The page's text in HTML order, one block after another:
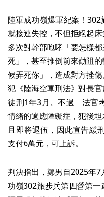
陸軍成功嶺爆軍紀案！
就接連失控，不但拒絕起
多次對幹部咆哮「要怎樣
死」，甚至推倒前來勸阻
候弄死你」，造成對方挫
犯《陸海空軍刑法》對長
徒刑1年3月。不過，法官
情緒的適應障礙症，犯後
且即將退伍，因此宣告緩
支付6萬元，可上訴。
判決指出，鄭男自2025年
功嶺302旅步兵第四營第